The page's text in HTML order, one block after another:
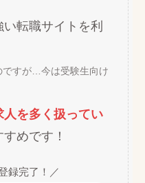
転職サイトを利
ですが…今は受験生向け
を多く扱ってい
めです！
録完了！／